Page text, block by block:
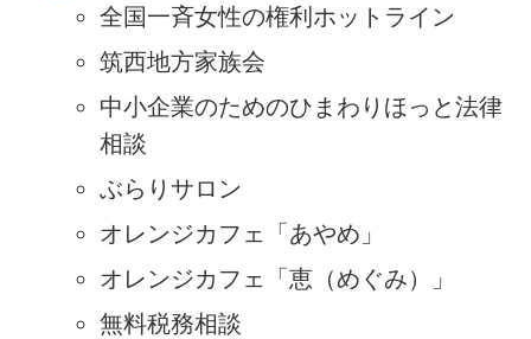
全国一斉女性の権利ホットライン
筑西地方家族会
中小企業のためのひまわりほっと法律
相談
ぶらりサロン
オレンジカフェ「あやめ」
オレンジカフェ「恵（めぐみ）」
無料税務相談